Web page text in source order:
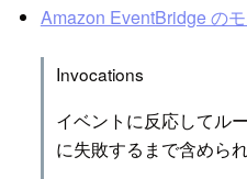
Amazon EventBridge の
Invocations
イベントに反応してル
に失敗するまで含めら